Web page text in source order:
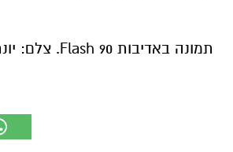
תמונה באדיבות Flash 90. צלם: יונתן סינדל.